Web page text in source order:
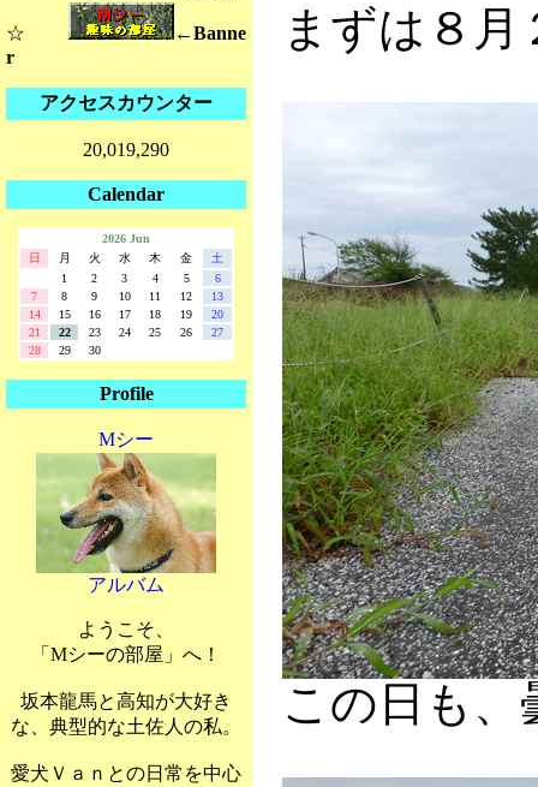
☆
←Banne
r
アクセスカウンター
20,019,290
Calendar
2026 Jun
日
月 火 水 木 金
土
1
2 3 4 5
6
7
8 9 10 11 12
13
14
15 16 17 18 19
20
21
22 23 24 25 26
27
28
29 30
Profile
Mシー
アルバム
ようこそ、
「Mシーの部屋」へ！
坂本龍馬と高知が大好き
な、典型的な土佐人の私。
愛犬Ｖａｎとの日常を中心
まずは８月
この日も